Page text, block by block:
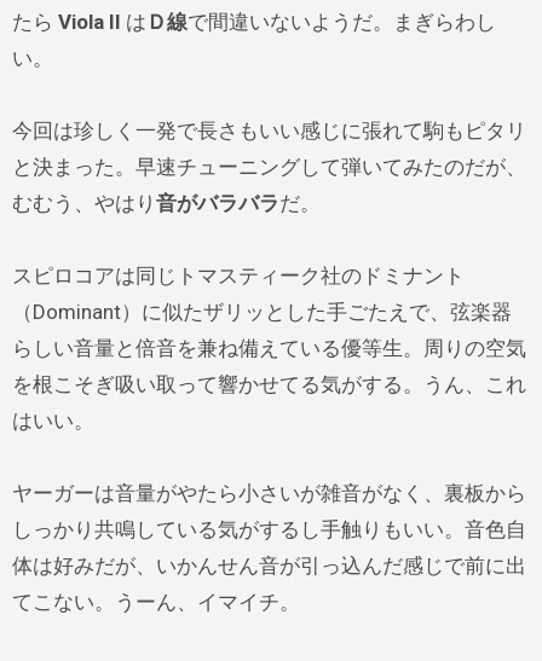
たら Viola II は Ｄ線で間違いないようだ。まぎらわし
い。
今回は珍しく一発で長さもいい感じに張れて駒もピタリ
と決まった。早速チューニングして弾いてみたのだが、
むむう、やはり 音がバラバラだ。
スピロコアは同じトマスティーク社のドミナント
（Dominant）に似たザリッとした手ごたえで、弦楽器
らしい音量と倍音を兼ね備えている優等生。周りの空気
を根こそぎ吸い取って響かせてる気がする。うん、これ
はいい。
ヤーガーは音量がやたら小さいが雑音がなく、裏板から
しっかり共鳴している気がするし手触りもいい。音色自
体は好みだが、いかんせん音が引っ込んだ感じで前に出
てこない。うーん、イマイチ。